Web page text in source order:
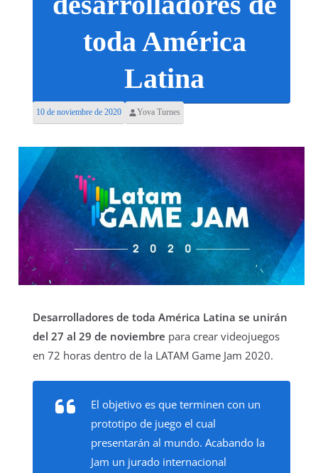
toda América
Latina
10 de noviembre de 2020 Yova Turnes
Desarrolladores de toda América Latina se unirán
del 27 al 29 de noviembre para crear videojuegos
en 72 horas dentro de la LATAM Game Jam 2020.
El objetivo es que terminen con un
prototipo de juego el cual
presentarán al mundo. Acabando la
Jam un jurado internacional